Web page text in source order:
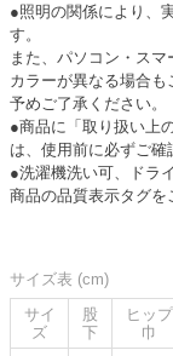
●照明の関係により、
す。
また、パソコン・ス
カラーが異なる場合も
予めご了承ください。
●商品に「取り扱い上
は、使用前に必ずご確
●洗濯機洗い可、ドラ
商品の品質表示タグを
サイズ表 (cm)
サイ
ズ
股
下
ヒップ
巾